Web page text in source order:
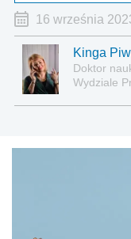
16 września
Kinga
Doktor
Wydziale